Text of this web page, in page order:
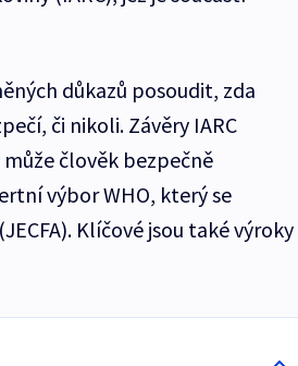
důkazů posoudit, zda
či nikoli. Závěry IARC
člověk bezpečně
výbor WHO, který se
Klíčové jsou také výroky